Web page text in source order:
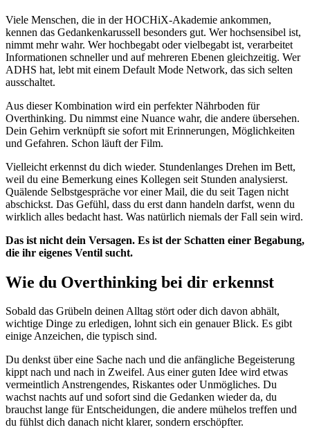
Viele Menschen, die in der HOCHiX-Akademie ankommen,
kennen das Gedankenkarussell besonders gut. Wer hochsensibel ist,
nimmt mehr wahr. Wer hochbegabt oder vielbegabt ist, verarbeitet
Informationen schneller und auf mehreren Ebenen gleichzeitig. Wer
ADHS hat, lebt mit einem Default Mode Network, das sich selten
ausschaltet.
Aus dieser Kombination wird ein perfekter Nährboden für
Overthinking. Du nimmst eine Nuance wahr, die andere übersehen.
Dein Gehirn verknüpft sie sofort mit Erinnerungen, Möglichkeiten
und Gefahren. Schon läuft der Film.
Vielleicht erkennst du dich wieder. Stundenlanges Drehen im Bett,
weil du eine Bemerkung eines Kollegen seit Stunden analysierst.
Quälende Selbstgespräche vor einer Mail, die du seit Tagen nicht
abschickst. Das Gefühl, dass du erst dann handeln darfst, wenn du
wirklich alles bedacht hast. Was natürlich niemals der Fall sein wird.
Das ist nicht dein Versagen. Es ist der Schatten einer Begabung,
die ihr eigenes Ventil sucht.
Wie du Overthinking bei dir erkennst
Sobald das Grübeln deinen Alltag stört oder dich davon abhält,
wichtige Dinge zu erledigen, lohnt sich ein genauer Blick. Es gibt
einige Anzeichen, die typisch sind.
Du denkst über eine Sache nach und die anfängliche Begeisterung
kippt nach und nach in Zweifel. Aus einer guten Idee wird etwas
vermeintlich Anstrengendes, Riskantes oder Unmögliches. Du
wachst nachts auf und sofort sind die Gedanken wieder da, du
brauchst lange für Entscheidungen, die andere mühelos treffen und
du fühlst dich danach nicht klarer, sondern erschöpfter.